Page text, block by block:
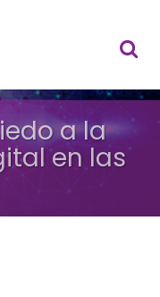
a la
en las